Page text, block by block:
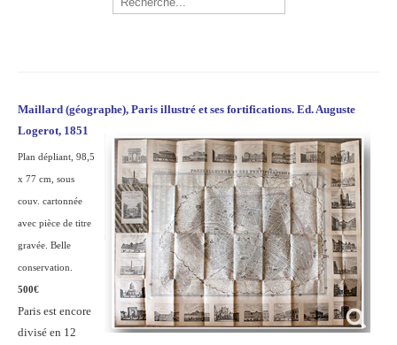
Maillard (géographe), Paris illustré et ses fortifications. Ed. Auguste
Logerot, 1851
Plan dépliant, 98,5
x 77 cm, sous
couv. cartonnée
avec pièce de titre
gravée. Belle
conservation.
500€
Paris est encore
divisé en 12